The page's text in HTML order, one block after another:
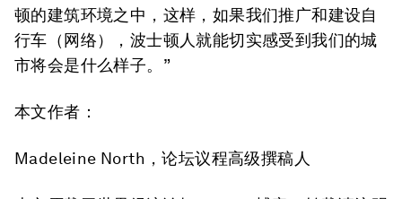
顿的建筑环境之中，这样，如果我们推广和建设自
行车（网络），波士顿人就能切实感受到我们的城
市将会是什么样子。”
本文作者：
Madeleine North，论坛议程高级撰稿人